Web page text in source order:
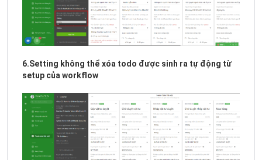
6.Setting không thể xóa todo được sinh ra tự động từ
setup của workflow